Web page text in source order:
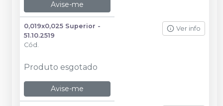
Avise-me
0,019x0,025 Superior -
51.10.2519
Cód.
Ver info
Produto esgotado
Avise-me